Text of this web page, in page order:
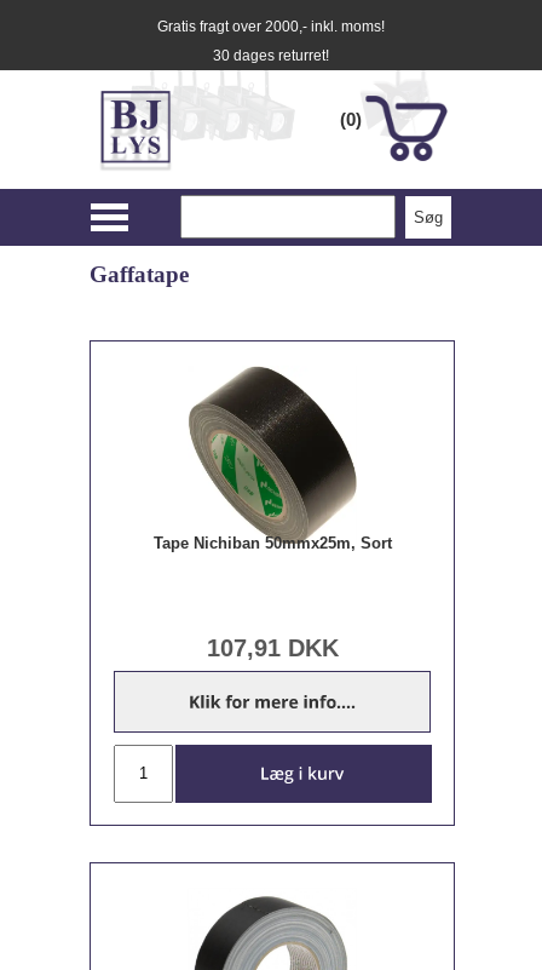
Gratis fragt over 2000,- inkl. moms!
30 dages returret!
(0)
Gaffatape
Tape Nichiban 50mmx25m, Sort
107,91DKK